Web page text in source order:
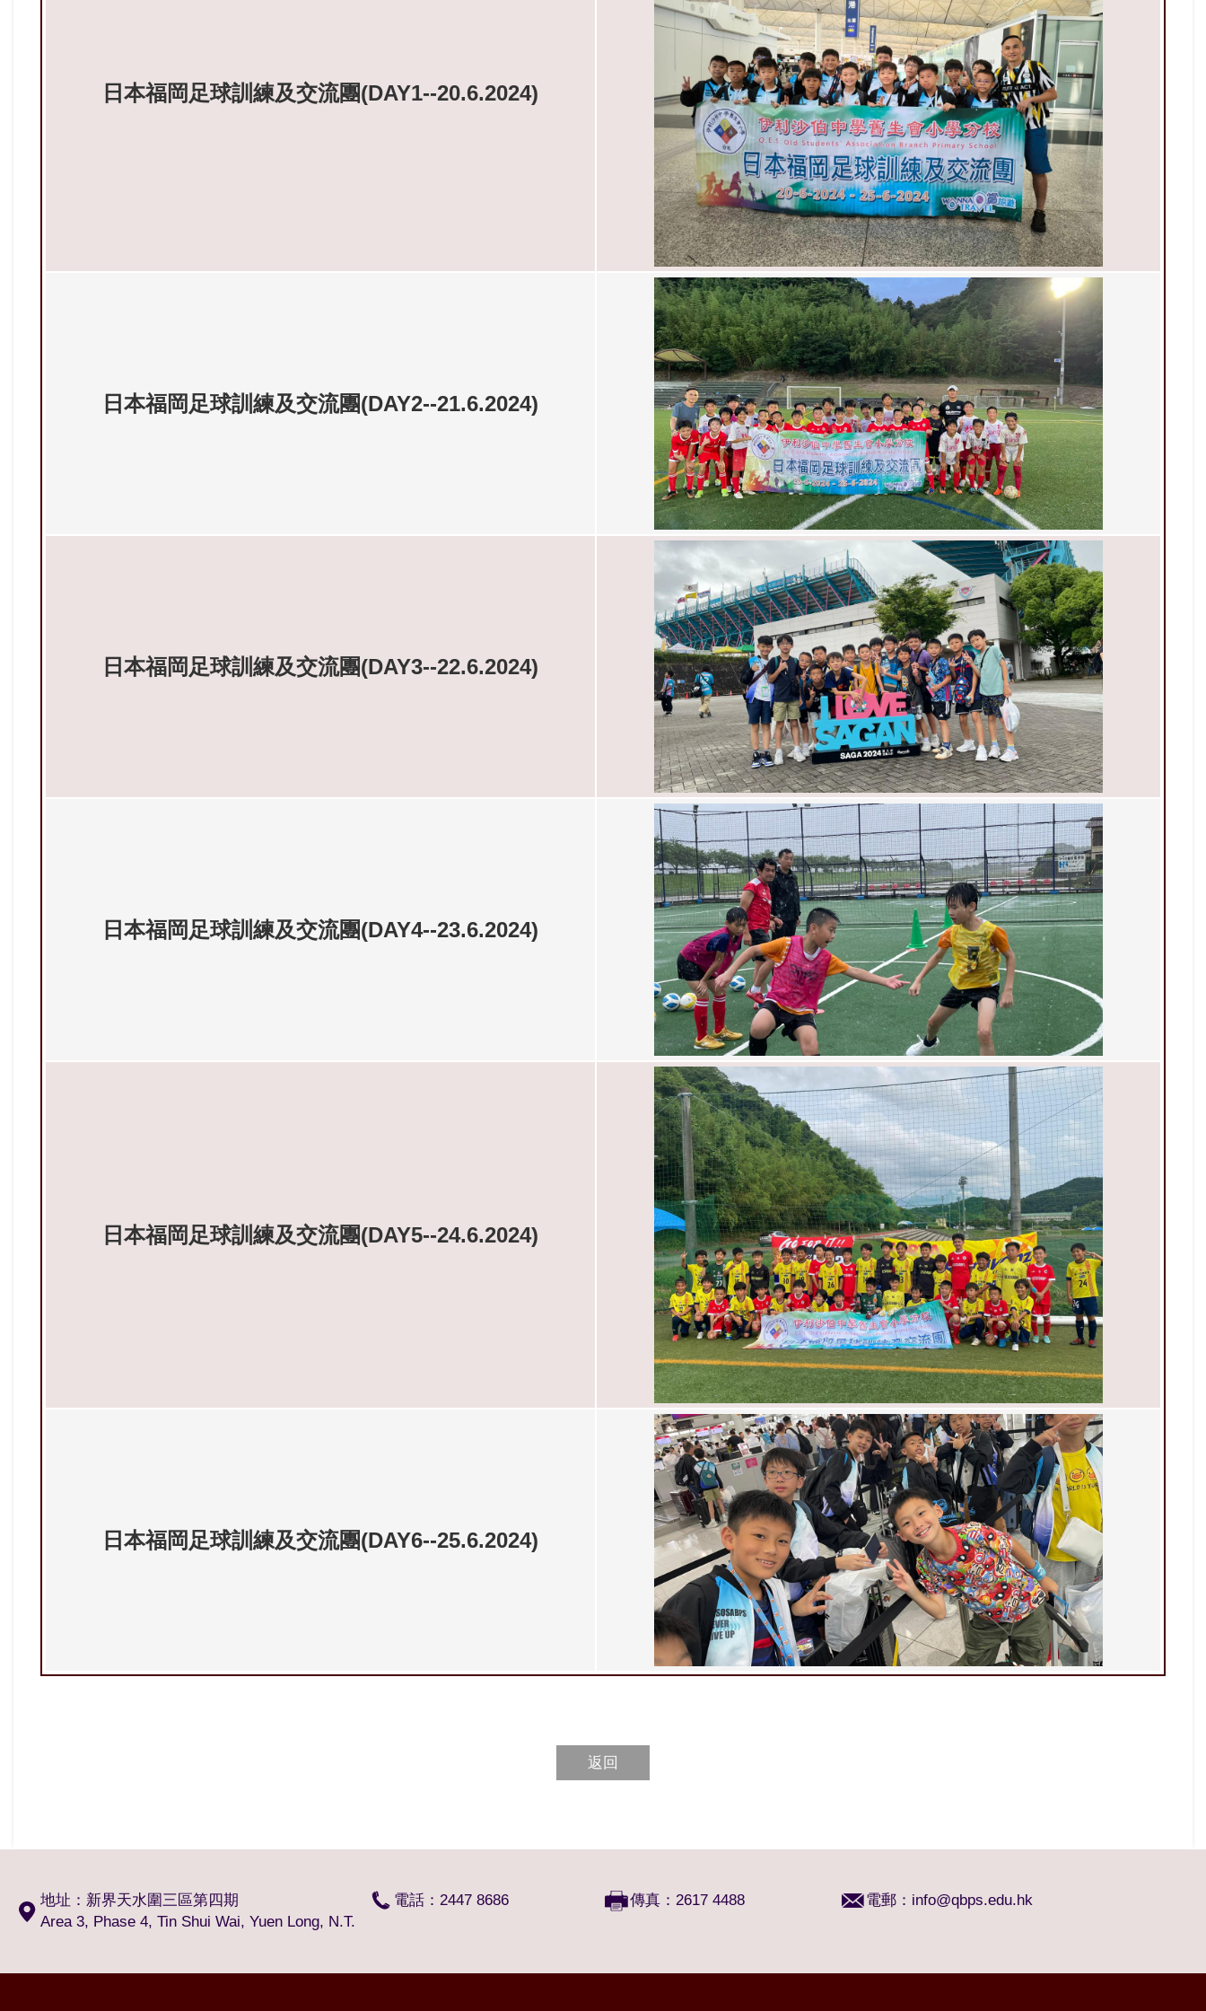
日本福岡足球訓練及交流團(DAY1--20.6.2024)
日本福岡足球訓練及交流團(DAY2--21.6.2024)
日本福岡足球訓練及交流團(DAY3--22.6.2024)
日本福岡足球訓練及交流團(DAY4--23.6.2024)
日本福岡足球訓練及交流團(DAY5--24.6.2024)
日本福岡足球訓練及交流團(DAY6--25.6.2024)
返回
地址：新界天水圍三區第四期
Area 3, Phase 4, Tin Shui Wai, Yuen Long, N.T.
電話：2447 8686 傳真：2617 4488 電郵： info@qbps.edu.hk